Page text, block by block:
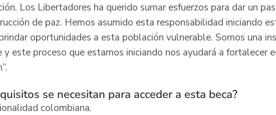
Los Libertadores ha querido sumar esfuerzos para dar un
de paz. Hemos asumido esta responsabilidad iniciando
oportunidades a esta población vulnerable. Somos una
y este proceso que estamos iniciando nos ayudará a fortalecer
se necesitan para acceder a esta beca?
colombiana.